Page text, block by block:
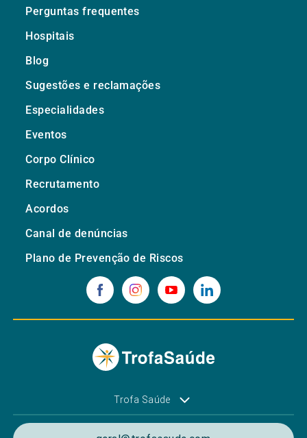
Perguntas frequentes
Hospitais
Blog
Sugestões e reclamações
Especialidades
Eventos
Corpo Clínico
Recrutamento
Acordos
Canal de denúncias
Plano de Prevenção de Riscos
Trofa Saúde